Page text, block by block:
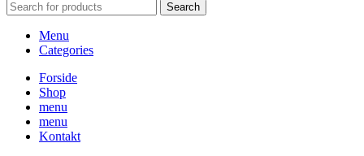
Search
Menu
Categories
Forside
Shop
menu
menu
Kontakt